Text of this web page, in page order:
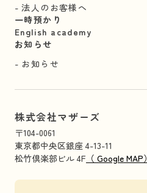
法人のお客様へ
一時預かり
English academy
お知らせ
お知らせ
株式会社マザーズ
〒104-0061
東京都中央区銀座 4-13-11
松竹倶楽部ビル 4F （ Google MAP）